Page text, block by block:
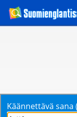
Käännettävä sana